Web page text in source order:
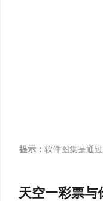
提示： 软件图集是通
天空一彩票与